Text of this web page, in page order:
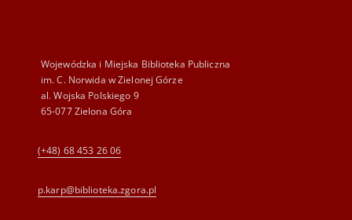
Wojewódzka i Miejska Biblioteka Publiczna
im. C. Norwida w Zielonej Górze
al. Wojska Polskiego 9
65-077 Zielona Góra
(+48) 68 453 26 06
p.karp@biblioteka.zgora.pl